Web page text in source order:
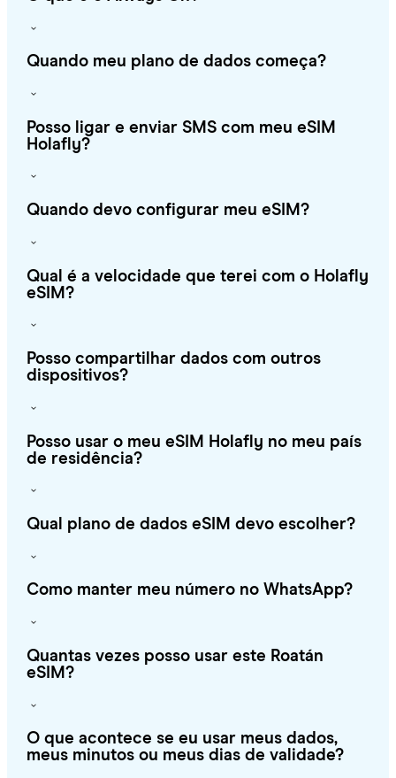
Quando meu plano de dados começa?
Posso ligar e enviar SMS com meu eSIM
Holafly?
Quando devo configurar meu eSIM?
Qual é a velocidade que terei com o Holafly
eSIM?
Posso compartilhar dados com outros
dispositivos?
Posso usar o meu eSIM Holafly no meu país
de residência?
Qual plano de dados eSIM devo escolher?
Como manter meu número no WhatsApp?
Quantas vezes posso usar este Roatán
eSIM?
O que acontece se eu usar meus dados,
meus minutos ou meus dias de validade?